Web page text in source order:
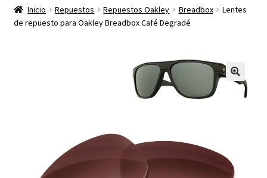
Inicio Repuestos Repuestos Oakley Breadbox
Lentes
de repuesto para Oakley Breadbox Café Degradé